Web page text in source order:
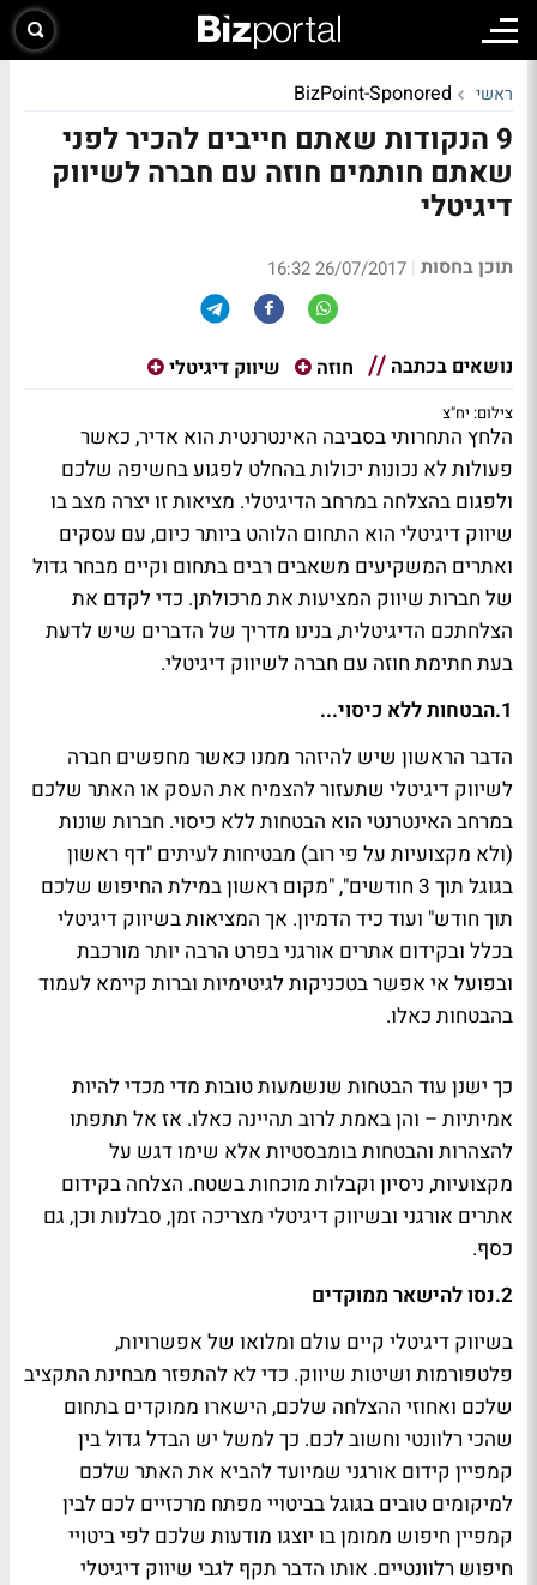
ראשי BizPoint-Sponored
9 הנקודות שאתם חייבים להכיר לפני
שאתם חותמים חוזה עם חברה לשיווק
דיגיטלי
תוכן בחסות |
26/07/2017 16:32
נושאים בכתבה חוזה שיווק דיגיטלי
צילום: יח"צ
הלחץ התחרותי בסביבה האינטרנטית הוא אדיר, כאשר
פעולות לא נכונות יכולות בהחלט לפגוע בחשיפה שלכם
ולפגום בהצלחה במרחב הדיגיטלי. מציאות זו יצרה מצב בו
שיווק דיגיטלי הוא התחום הלוהט ביותר כיום, עם עסקים
ואתרים המשקיעים משאבים רבים בתחום וקיים מבחר גדול
של חברות שיווק המציעות את מרכולתן. כדי לקדם את
הצלחתכם הדיגיטלית, בנינו מדריך של הדברים שיש לדעת
בעת חתימת חוזה עם חברה לשיווק דיגיטלי.
1. הבטחות ללא כיסוי...
הדבר הראשון שיש להיזהר ממנו כאשר מחפשים חברה
לשיווק דיגיטלי שתעזור להצמיח את העסק או האתר שלכם
במרחב האינטרנטי הוא הבטחות ללא כיסוי. חברות שונות
(ולא מקצועיות על פי רוב) מבטיחות לעיתים "דף ראשון
בגוגל תוך 3 חודשים", "מקום ראשון במילת החיפוש שלכם
תוך חודש" ועוד כיד הדמיון. אך המציאות בשיווק דיגיטלי
בכלל ובקידום אתרים אורגני בפרט הרבה יותר מורכבת
ובפועל אי אפשר בטכניקות לגיטימיות וברות קיימא לעמוד
בהבטחות כאלו.
כך ישנן עוד הבטחות שנשמעות טובות מדי מכדי להיות
אמיתיות – והן באמת לרוב תהיינה כאלו. אז אל תתפתו
להצהרות והבטחות בומבסטיות אלא שימו דגש על
מקצועיות, ניסיון וקבלות מוכחות בשטח. הצלחה בקידום
אתרים אורגני ובשיווק דיגיטלי מצריכה זמן, סבלנות וכן, גם
כסף.
2. נסו להישאר ממוקדים
בשיווק דיגיטלי קיים עולם ומלואו של אפשרויות,
פלטפורמות ושיטות שיווק. כדי לא להתפזר מבחינת התקציב
שלכם ואחוזי ההצלחה שלכם, הישארו ממוקדים בתחום
שהכי רלוונטי וחשוב לכם. כך למשל יש הבדל גדול בין
קמפיין קידום אורגני שמיועד להביא את האתר שלכם
למיקומים טובים בגוגל בביטויי מפתח מרכזיים לכם לבין
קמפיין חיפוש ממומן בו יוצגו מודעות שלכם לפי ביטויי
חיפוש רלוונטיים. אותו הדבר תקף לגבי שיווק דיגיטלי